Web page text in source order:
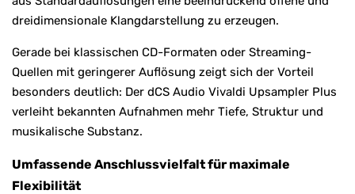
dreidimensionale Klangdarstellung zu erzeugen.
Gerade bei klassischen CD-Formaten oder Streaming-
Quellen mit geringerer Auflösung zeigt sich der Vorteil
besonders deutlich: Der dCS Audio Vivaldi Upsampler Plus
verleiht bekannten Aufnahmen mehr Tiefe, Struktur und
musikalische Substanz.
Umfassende Anschlussvielfalt für maximale
Flexibilität